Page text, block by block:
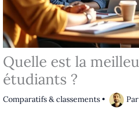
Quelle est la
étudiants ?
Comparatifs & classements • Par